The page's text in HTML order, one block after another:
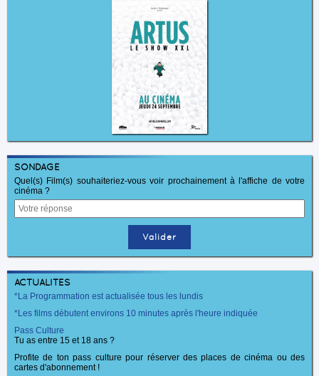
SONDAGE
Quel(s) Film(s) souhaiteriez-vous voir prochainement à l'affiche de votre
cinéma ?
ACTUALITÉS
*La Programmation est actualisée tous les lundis
*Les films débutent environs 10 minutes après l'heure indiquée
Pass Culture
Tu as entre 15 et 18 ans ?
Profite de ton pass culture pour réserver des places de cinéma ou des
cartes d'abonnement !